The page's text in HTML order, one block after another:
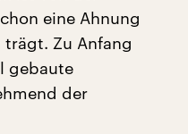
eine Ahnung
Zu Anfang
gebaute
der